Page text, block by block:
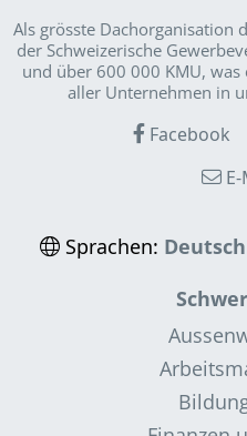
Als grösste Dachorganisation
der Schweizerische
und über 600 000 KMU,
aller Unternehmen in
Facebook
Sprachen: Deutsch